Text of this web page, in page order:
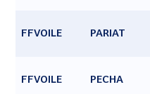
FFVOILE PARIAT
FFVOILE PECHA